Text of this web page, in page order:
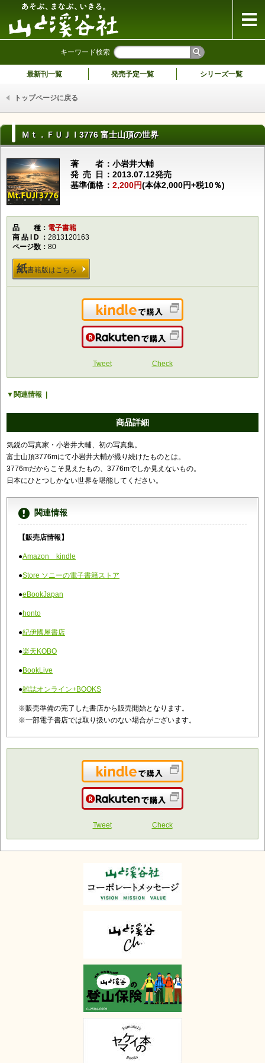
キーワード検索
最新刊一覧 発売予定一覧 シリーズ一覧
トップページに戻る
Ｍｔ．ＦＵＪＩ3776 富士山頂の世界
著者小岩井大輔
発売日 2013.07.12発売
基準価格
2,200円(本体2,000円+税10％)
品種電子書籍
商品ID
2813120163
ページ数
80
紙書籍版はこちら
Kindleで購入
楽天で購入
Tweet Check
関連情報
商品詳細
気鋭の写真家・小岩井大輔、初の写真集。
富士山頂3776mにて小岩井大輔が撮り続けたものとは。
3776mだからこそ見えたもの、3776mでしか見えないもの。
日本にひとつしかない世界を堪能してください。
関連情報
【販売店情報】
●Amazon kindle
●Store ソニーの電子書籍ストア
●eBookJapan
●honto
●紀伊國屋書店
●楽天KOBO
●BookLive
●雑誌オンライン+BOOKS
※販売準備の完了した書店から販売開始となります。
※一部電子書店では取り扱いのない場合がございます。
Kindleで購入
楽天で購入
Tweet Check